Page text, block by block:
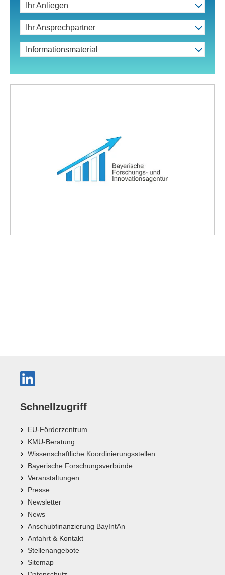
Ihr Anliegen
Ihr Ansprechpartner
Informationsmaterial
Schnellzugriff
EU-Förderzentrum
KMU-Beratung
Wissenschaftliche Koordinierungsstellen
Bayerische Forschungsverbünde
Veranstaltungen
Presse
Newsletter
News
Anschubfinanzierung BayIntAn
Anfahrt & Kontakt
Stellenangebote
Sitemap